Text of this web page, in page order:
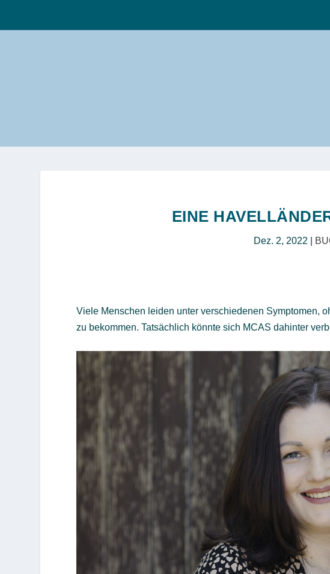
EINE
Dez. 2, 2022
Viele Menschen leiden unter verschiedenen Symptomen,
zu bekommen. Tatsächlich könnte sich MCAS dahinter